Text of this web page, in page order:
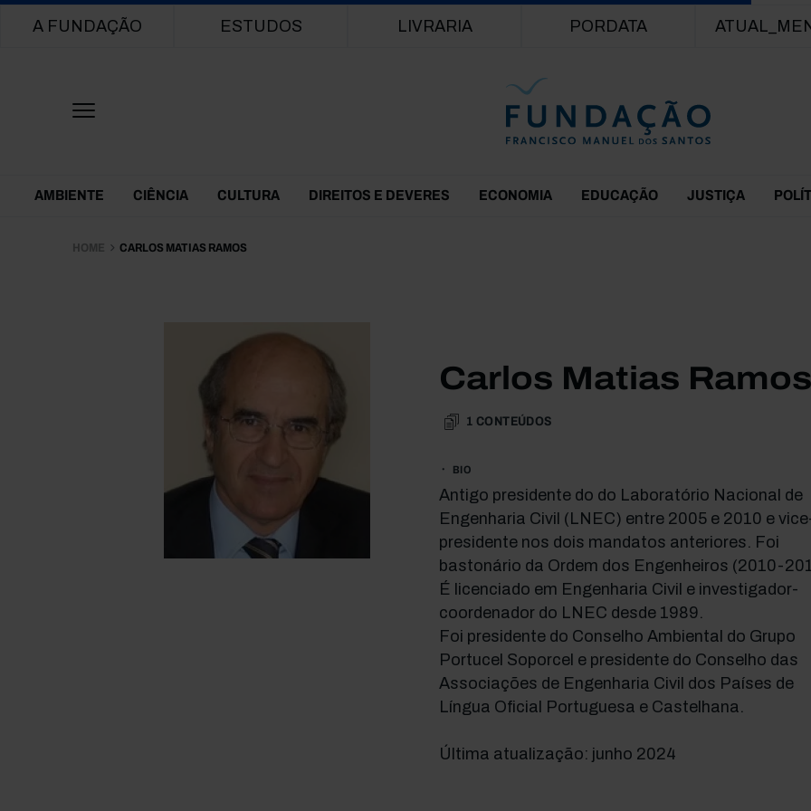
Main navigation
A FUNDAÇÃO ESTUDOS LIVRARIA PORDATA
Themes Menu
AMBIENTE CIÊNCIA CULTURA DIREITOS E DEVERES ECONOMIA EDUCAÇÃO JUSTIÇA
HOME CARLOS MATIAS RAMOS
Carlos Matias Ramos
1 CONTEÚDOS
BIO
Antigo presidente do do Laboratório Nacional de
Engenharia Civil (LNEC) entre 2005 e 2010 e
presidente nos dois mandatos anteriores. Foi
bastonário da Ordem dos Engenheiros (2010-
É licenciado em Engenharia Civil e investigador-
coordenador do LNEC desde 1989.
Foi presidente do Conselho Ambiental do Grupo
Portucel Soporcel e presidente do Conselho das
Associações de Engenharia Civil dos Países de
Língua Oficial Portuguesa e Castelhana.
Última atualização: junho 2024